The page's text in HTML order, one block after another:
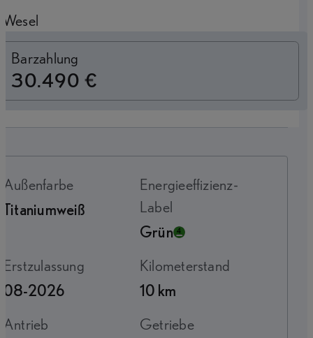
Wesel
Barzahlung
30.490 €
Außenfarbe
Titaniumweiß
Energieeffizienz-
Label
Grün
Erstzulassung
08-2026
Kilometerstand
10 km
Antrieb
Getriebe